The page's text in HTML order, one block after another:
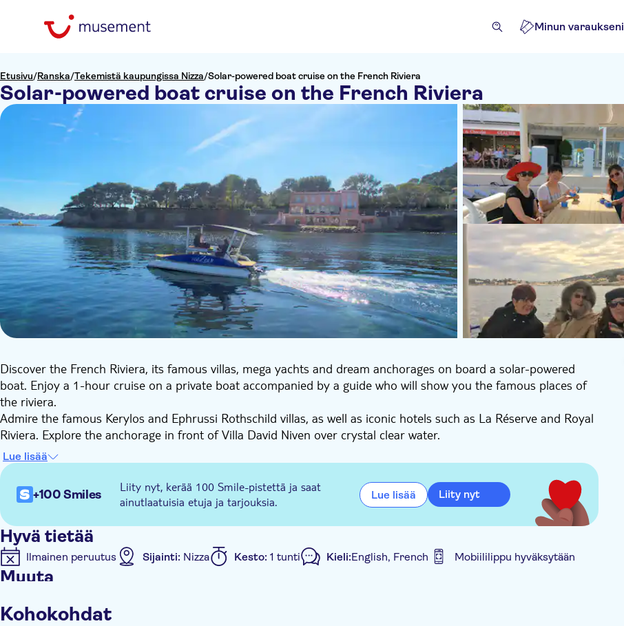
Minun varaukseni
Etusivu/Ranska/Tekemistä kaupungissa Nizza/Solar-powered boat cruise on the French Riviera
Solar-powered boat cruise on the French Riviera
Discover the French Riviera, its famous villas, mega yachts and dream anchorages on board a solar-powered
boat. Enjoy a 1-hour cruise on a private boat accompanied by a guide who will show you the famous places of
the riviera.
Admire the famous Kerylos and Ephrussi Rothschild villas, as well as iconic hotels such as La Réserve and Royal
Riviera. Explore the anchorage in front of Villa David Niven over crystal clear water.
Your boat is 100% solar powered and offers the high-end services of a silent and odorless electric boat. The
boat is unlicensed, so you will be able to sail under the guidance of your skipper.
Lue lisää
+100 Smiles
Liity nyt, kerää 100 Smile-pistettä ja saat
ainutlaatuisia etuja ja tarjouksia.
Lue lisää Liity nyt
Hyvä tietää
Ilmainen peruutus Sijainti: Nizza Kesto: 1 tunti Kieli:English, French Mobiililippu hyväksytään
Muuta
Kohokohdat